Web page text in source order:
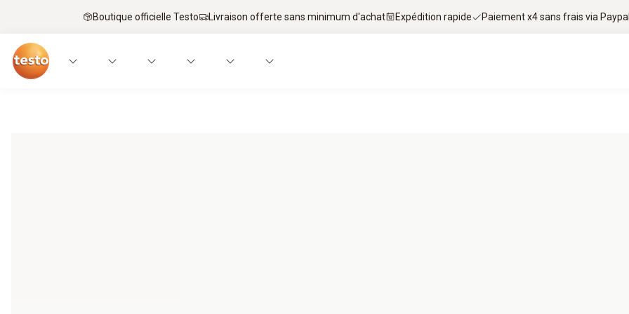
Boutique officielle Testo Livraison offerte sans minimum d'achat Expédition rapide Paiement x4 sans frais via